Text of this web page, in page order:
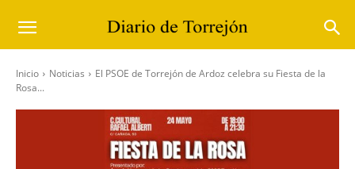
Inicio Noticias
El PSOE de Torrejón de Ardoz celebra su Fiesta de la
Rosa...